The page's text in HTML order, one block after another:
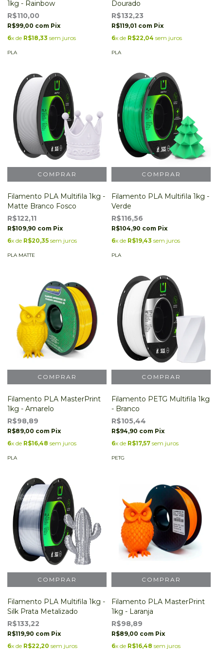
1kg - Rainbow
R$110,00
R$99,00 com Pix
6x de R$18,33 sem juros
PLA
Dourado
R$132,23
R$119,01 com Pix
6x de R$22,04 sem juros
PLA
Filamento PLA Multifila 1kg -
Matte Branco Fosco
R$122,11
R$109,90 com Pix
6x de R$20,35 sem juros
PLA MATTE
Filamento PLA Multifila 1kg -
Verde
R$116,56
R$104,90 com Pix
6x de R$19,43 sem juros
PLA
Filamento PLA MasterPrint
1kg - Amarelo
R$98,89
R$89,00 com Pix
6x de R$16,48 sem juros
PLA
Filamento PETG Multifila 1kg
- Branco
R$105,44
R$94,90 com Pix
6x de R$17,57 sem juros
PETG
Filamento PLA Multifila 1kg -
Silk Prata Metalizado
R$133,22
R$119,90 com Pix
6x de R$22,20 sem juros
Filamento PLA MasterPrint
1kg - Laranja
R$98,89
R$89,00 com Pix
6x de R$16,48 sem juros